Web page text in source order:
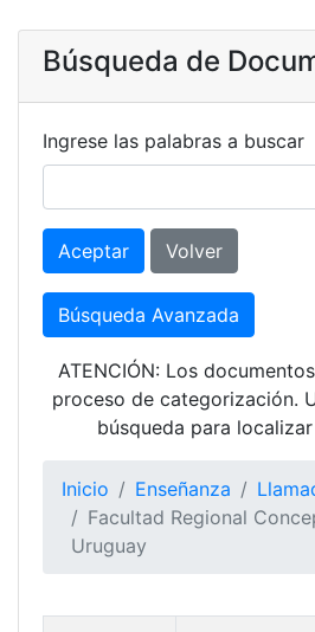
Búsqueda de
Ingrese las palabras a buscar
Aceptar Volver
Búsqueda Avanzada
ATENCIÓN: Los
proceso de categorización.
búsqueda para
Inicio Enseñanza
Facultad Regional
Uruguay